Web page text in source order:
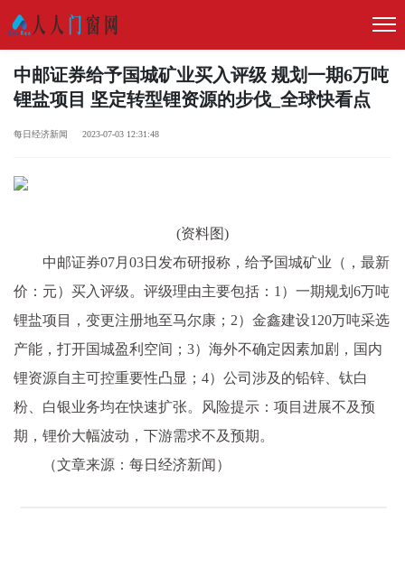
中邮证券给予国城矿业买入评级 规划一期6万吨
锂盐项目 坚定转型锂资源的步伐_全球快看点
每日经济新闻 2023-07-03 12:31:48
(资料图)
中邮证券07月03日发布研报称，给予国城矿业（，最新
价：元）买入评级。评级理由主要包括：1）一期规划6万吨
锂盐项目，变更注册地至马尔康；2）金鑫建设120万吨采选
产能，打开国城盈利空间；3）海外不确定因素加剧，国内
锂资源自主可控重要性凸显；4）公司涉及的铅锌、钛白
粉、白银业务均在快速扩张。风险提示：项目进展不及预
期，锂价大幅波动，下游需求不及预期。
（文章来源：每日经济新闻）